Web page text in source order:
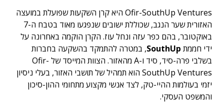
Ofir-SouthUp Ventures היא קרן השקעות שפועלת במועצה
האזורית שער הנגב, שכוללת ישובים שנפגעו מאוד בטבח ה-7
באוקטובר, בהם כפר עזה ונחל עוז. הקרן הוקמה באחרונה על
ידי חממת SouthUp, במטרה להתמקד בהשקעה בחברות
בשלבי פרה-סיד, סיד ו-A מהאזור. הצוות המייסד של Ofir-
SouthUp Ventures הוא תמהיל של תושבי האזור, בעלי ניסיון
יזמי בעולמות ההיי-טק, לצד אנשי מקצוע מתחומי ההון-סיכון
והמשפט העסקי.